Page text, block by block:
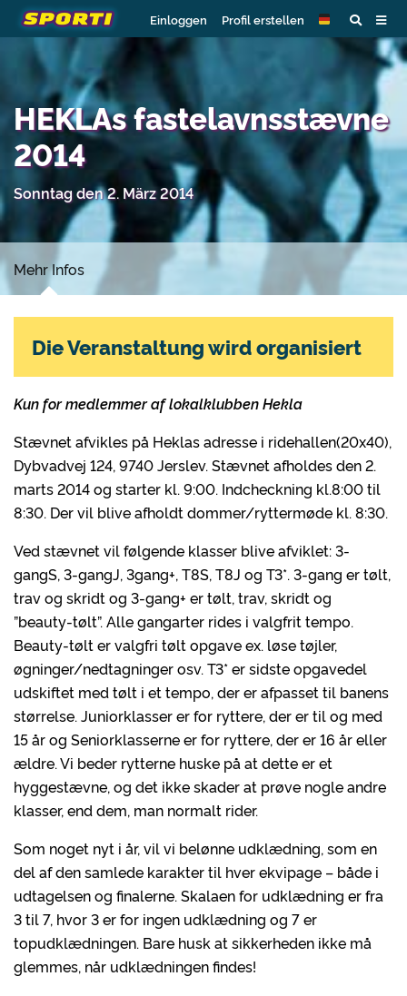
Einloggen Profil erstellen
HEKLAs fastelavnsstævne
2014
Sonntag den 2. März 2014
Mehr Infos
Kun for medlemmer af lokalklubben Hekla
Stævnet afvikles på Heklas adresse i ridehallen(20x40),
Dybvadvej 124, 9740 Jerslev. Stævnet afholdes den 2.
marts 2014 og starter kl. 9:00. Indcheckning kl.8:00 til
8:30. Der vil blive afholdt dommer/ryttermøde kl. 8:30.
Ved stævnet vil følgende klasser blive afviklet: 3-
gangS, 3-gangJ, 3gang+, T8S, T8J og T3*. 3-gang er tølt,
trav og skridt og 3-gang+ er tølt, trav, skridt og
”beauty-tølt”. Alle gangarter rides i valgfrit tempo.
Beauty-tølt er valgfri tølt opgave ex. løse tøjler,
øgninger/nedtagninger osv. T3* er sidste opgavedel
udskiftet med tølt i et tempo, der er afpasset til banens
størrelse. Juniorklasser er for ryttere, der er til og med
15 år og Seniorklasserne er for ryttere, der er 16 år eller
ældre. Vi beder rytterne huske på at dette er et
hyggestævne, og det ikke skader at prøve nogle andre
klasser, end dem, man normalt rider.
Som noget nyt i år, vil vi belønne udklædning, som en
del af den samlede karakter til hver ekvipage – både i
udtagelsen og finalerne. Skalaen for udklædning er fra
3 til 7, hvor 3 er for ingen udklædning og 7 er
topudklædningen. Bare husk at sikkerheden ikke må
glemmes, når udklædningen findes!
Die Veranstaltung wird organisiert